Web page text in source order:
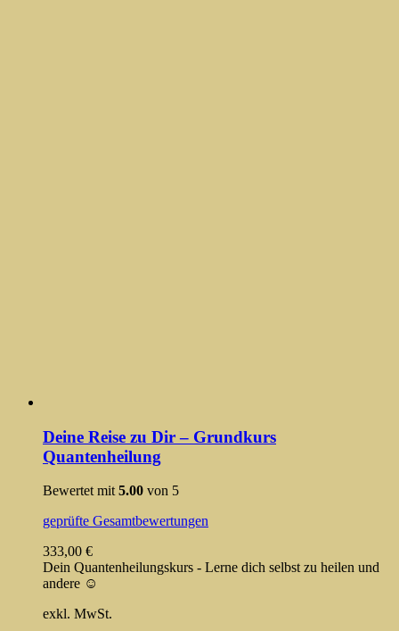
Deine Reise zu Dir – Grundkurs
Quantenheilung
Bewertet mit 5.00 von 5
geprüfte Gesamtbewertungen
333,00 €
Dein Quantenheilungskurs - Lerne dich selbst zu heilen und
andere ☺️
exkl. MwSt.